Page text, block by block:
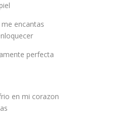
encantas
perfecta
en mi corazon